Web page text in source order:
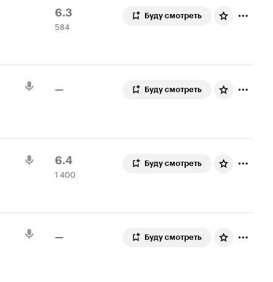
Рейтинг
Кинопоиска
6.3
584
оценки
584
Буду смотреть
— Буду смотреть
Рейтинг
Кинопоиска
6.4
1
400
1 400
Буду смотреть
— Буду смотреть